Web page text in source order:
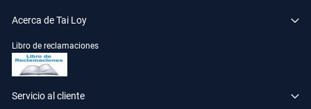
Acerca de Tai Loy
Libro de reclamaciones
Servicio al cliente